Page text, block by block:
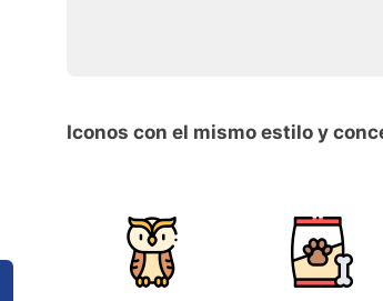
Iconos con el mismo estilo y